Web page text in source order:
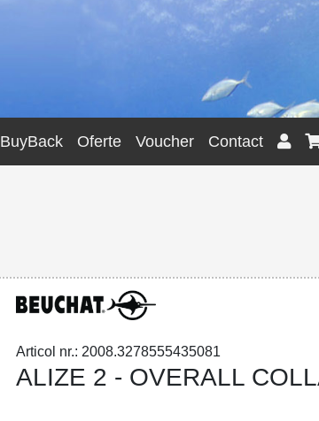
BuyBack Oferte Voucher Contact
Articol nr.: 2008.3278555435081
ALIZE 2 - OVERALL